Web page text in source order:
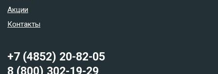
Акции
Контакты
+7 (4852) 20-82-05
8 (800) 302-19-29